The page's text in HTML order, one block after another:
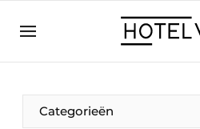
EN
BE
EN
FR
Categorieën